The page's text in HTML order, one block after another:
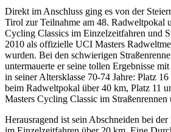
Direkt im Anschluss ging es von der
Tirol zur Teilnahme am 48. Radweltpokal
Cycling Classics im Einzelzeitfahren und
2010 als offizielle UCI Masters
wurden. Bei den schwierigen
untermauerte er seine tollen Ergebnisse
in seiner Altersklasse 70-74 Jahre: Platz
beim Radweltpokal über 40 km, Platz 11
Masters Cycling Classic im Straßenrennen
Herausragend ist sein Abschneiden bei